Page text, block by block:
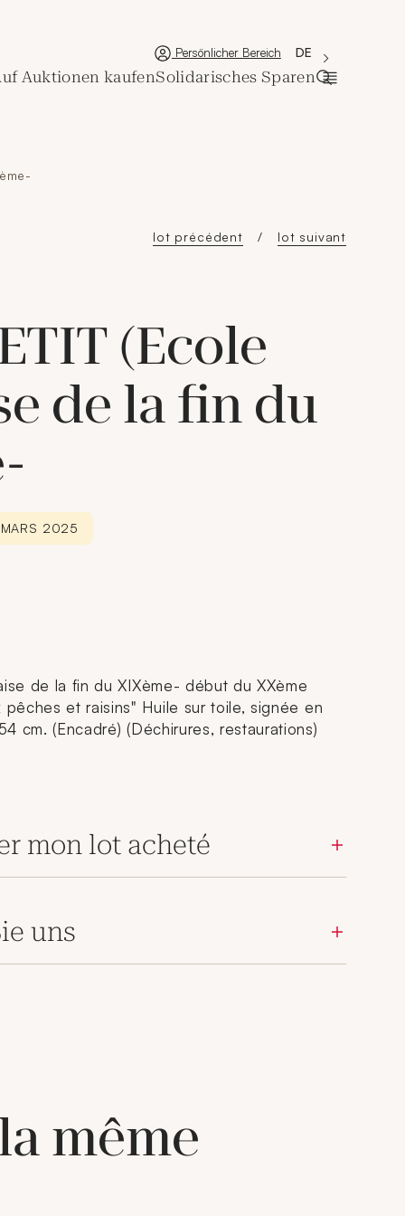
Neues Fenster
Persönlicher Bereich 'Choisir une
La langue
DE
Auktionen kaufenSolidarisches Sparen
lot précédent lot suivant
(Ecole
de la fin du
2025
de la fin du XIXème- début du XXème
et raisins" Huile sur toile, signée en
cm. (Encadré) (Déchirures, restaurations)
mon lot acheté
uns
même